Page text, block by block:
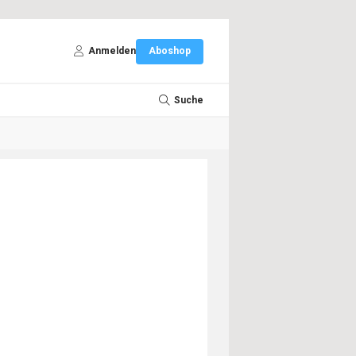
Anmelden Aboshop
Suche